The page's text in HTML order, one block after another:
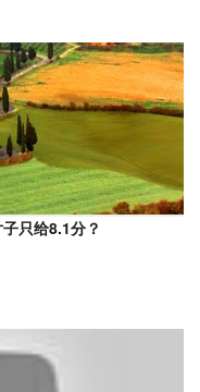
只给8.1分？